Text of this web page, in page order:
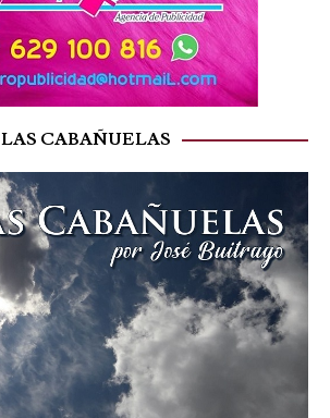
LAS CABAÑUELAS